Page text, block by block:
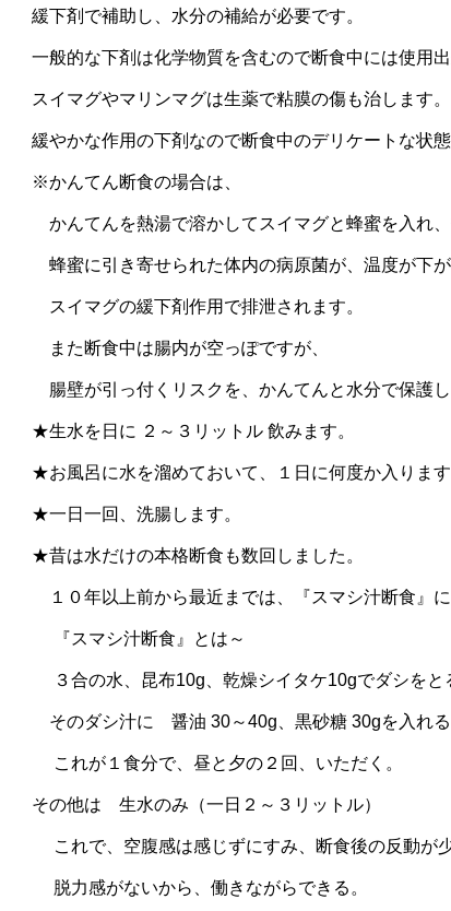
緩下剤で補助し、水分の補給が必要です。
一般的な下剤は化学物質を含むので断食中には使用出
スイマグやマリンマグは生薬で粘膜の傷も治します。
緩やかな作用の下剤なので断食中のデリケートな状態
※かんてん断食の場合は、
かんてんを熱湯で溶かしてスイマグと蜂蜜を入れ、
蜂蜜に引き寄せられた体内の病原菌が、温度が下
スイマグの緩下剤作用で排泄されます。
また断食中は腸内が空っぽですが、
腸壁が引っ付くリスクを、かんてんと水分で保護し
★生水を日に ２～３リットル 飲みます。
★お風呂に水を溜めておいて、１日に何度か入ります
★一日一回、洗腸します。
★昔は水だけの本格断食も数回しました。
１０年以上前から最近までは、『スマシ汁断食』に
『スマシ汁断食』とは～
３合の水、昆布10g、乾燥シイタケ10gでダシをと
そのダシ汁に 醤油 30～40g、黒砂糖 30gを入れる
これが１食分で、昼と夕の２回、いただく。
その他は 生水のみ（一日２～３リットル）
これで、空腹感は感じずにすみ、断食後の反動が少
脱力感がないから、働きながらできる。